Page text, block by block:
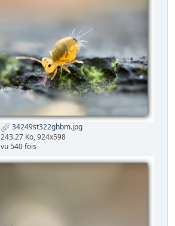
34249st322ghbm.jpg
243.27 Ko, 924x598
vu 540 fois